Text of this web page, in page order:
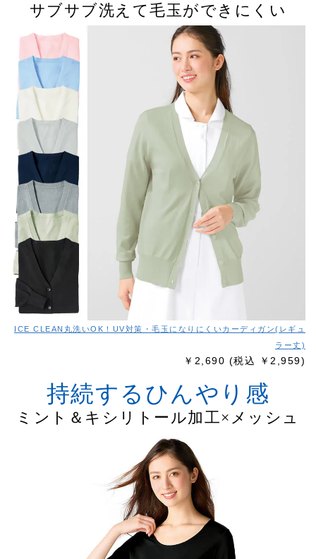
サブサブ洗えて毛玉ができにくい
ICE CLEAN丸洗いOK！UV対策・毛玉になりにくいカーディガン(レギュ
ラー丈)
￥2,690 (税込 ￥2,959)
持続するひんやり感
ミント＆キシリトール加工×メッシュ